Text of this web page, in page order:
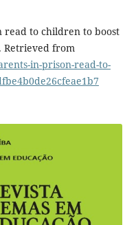
read to children to boost
Retrieved from
in-prison-read-to-